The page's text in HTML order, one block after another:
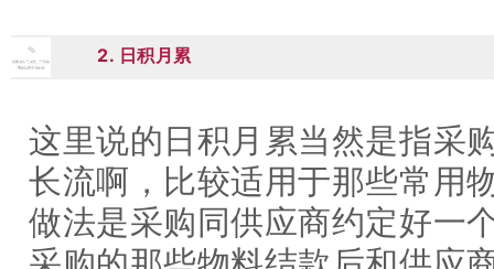
02 2. 日积月累
这里说的日积月累当然是指采
长流啊，比较适用于那些常用
做法是采购同供应商约定好一